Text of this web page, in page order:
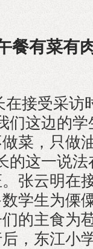
餐有菜有
在接受采访
们这边的
菜，只做
的这一说
张云明在
学生为傈
的主食为
，东江小